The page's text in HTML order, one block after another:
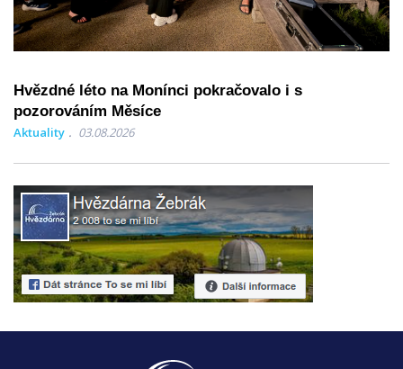
Hvězdné léto na Monínci pokračovalo i s
pozorováním Měsíce
Aktuality 03.08.2026